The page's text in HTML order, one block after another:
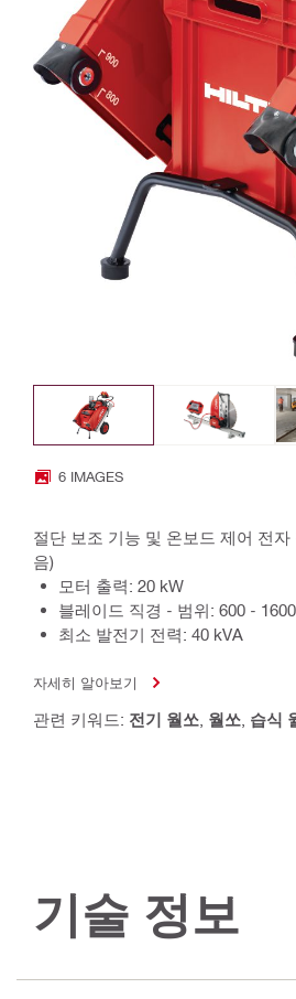
6 IMAGES
절단 보조 기능 및 온보드 제어 전
음)
모터 출력: 20 kW
블레이드 직경 - 범위: 600 -
최소 발전기 전력: 40 kVA
자세히 알아보기
관련 키워드: 전기 월쏘 월쏘 습식
기술 정보